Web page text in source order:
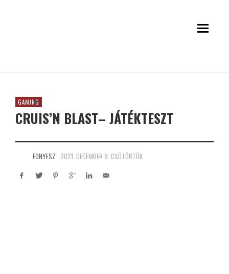
GAMING
CRUIS’N BLAST– JÁTÉKTESZT
FONYESZ 2021. DECEMBER 9. CSÜTÖRTÖK